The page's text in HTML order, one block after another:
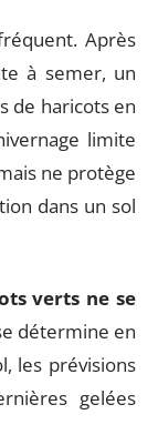
Après
à semer, un
de haricots en
limite
ne protège
dans un sol
verts ne se
détermine en
les prévisions
gelées